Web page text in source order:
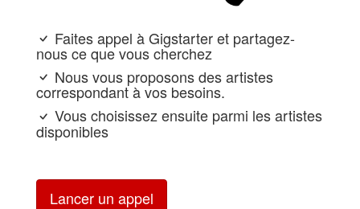
Faites appel à Gigstarter et partagez-
nous ce que vous cherchez
Nous vous proposons des artistes
correspondant à vos besoins.
Vous choisissez ensuite parmi les artistes
disponibles
Lancer un appel